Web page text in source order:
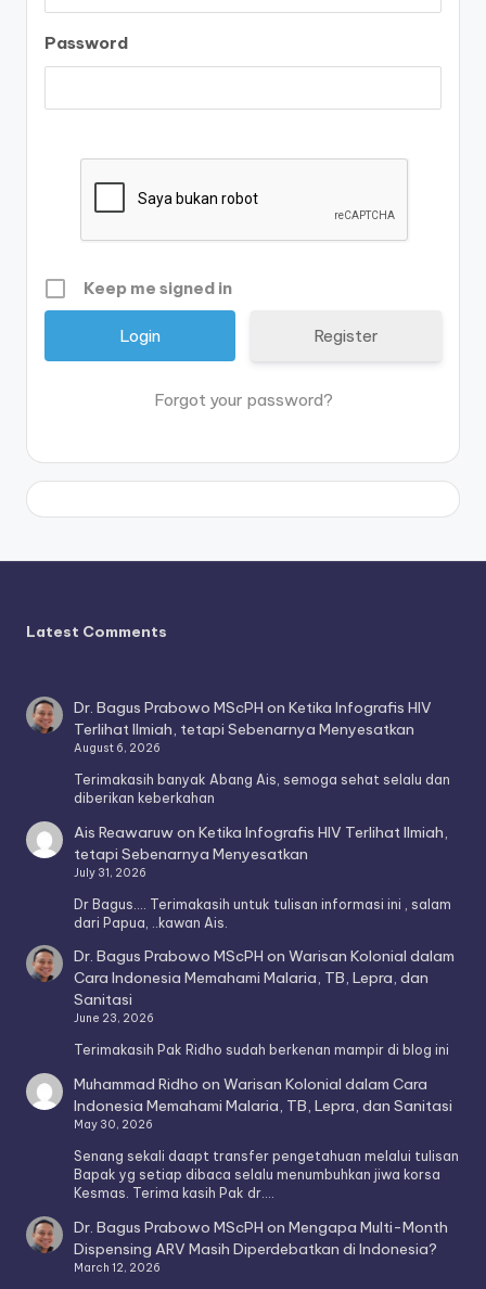
Password
Keep me signed in
Register
Forgot your password?
Latest Comments
Dr. Bagus Prabowo MScPH onKetika Infografis HIV
Terlihat Ilmiah, tetapi Sebenarnya Menyesatkan
August 6, 2026
Terimakasih banyak Abang Ais, semoga sehat selalu dan
diberikan keberkahan
Ais ReawaruwonKetika Infografis HIV Terlihat Ilmiah,
tetapi Sebenarnya Menyesatkan
July 31, 2026
Dr Bagus.... Terimakasih untuk tulisan informasi ini , salam
dari Papua, ..kawan Ais.
Dr. Bagus Prabowo MScPH onWarisan Kolonial dalam
Cara Indonesia Memahami Malaria, TB, Lepra, dan
Sanitasi
June 23, 2026
Terimakasih Pak Ridho sudah berkenan mampir di blog ini
Muhammad Ridho onWarisan Kolonial dalam Cara
Indonesia Memahami Malaria, TB, Lepra, dan Sanitasi
May 30, 2026
Senang sekali daapt transfer pengetahuan melalui tulisan
Bapak yg setiap dibaca selalu menumbuhkan jiwa korsa
Kesmas. Terima kasih Pak dr.…
Dr. Bagus Prabowo MScPH onMengapa Multi-Month
Dispensing ARV Masih Diperdebatkan di Indonesia?
March 12, 2026